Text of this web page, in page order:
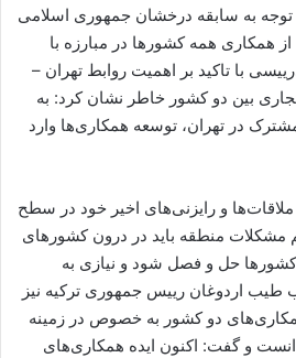
به سابقه درخشان جمهوری اسلامی
از همکاری همه کشورها در مبارزه با
با تاکید بر اهمیت روابط تهران –
تجاری بین دو کشور خاطر نشان کرد: به
در تهران، توسعه همکاری‌ها وارد
و رایزنی‌های اخیر خود در سطح
مشکلات منطقه باید در درون کشورهای
حل و فصل شود و نیازی به
طیب اردوغان رییس جمهوری ترکیه نیز
دو کشور به خصوص در زمینه
و گفت: اکنون ایده همکاری‌های